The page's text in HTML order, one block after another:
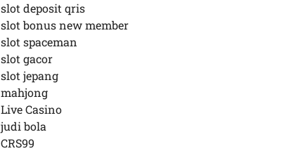
slot deposit qris
slot bonus new member
slot spaceman
slot gacor
slot jepang
mahjong
Live Casino
judi bola
CRS99